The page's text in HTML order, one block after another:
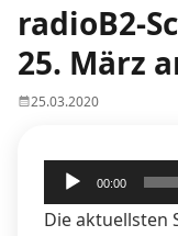
radioB2-
25. März
25.03.2020
Audio-
Player
00:00
Die aktuellsten